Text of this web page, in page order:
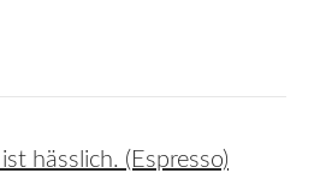
hässlich. (Espresso)